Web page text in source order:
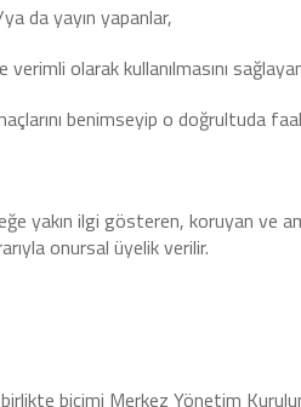
da yayın yapanlar,
olarak kullanılmasını
benimseyip o doğrultuda
yakın ilgi gösteren, koruyan ve
onursal üyelik verilir.
biçimi Merkez Yönetim